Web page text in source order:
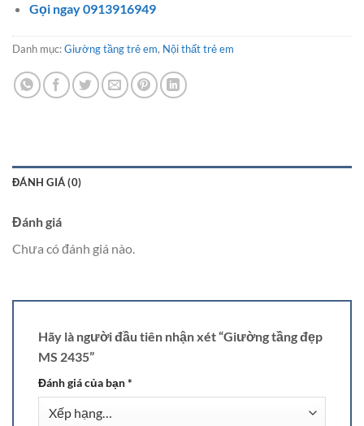
Gọi ngay 0913916949
Danh mục:Giường tầng trẻ em, Nội thất trẻ em
ĐÁNH GIÁ (0)
Đánh giá
Chưa có đánh giá nào.
Hãy là người đầu tiên nhận xét “Giường tầng đẹp
MS 2435”
Đánh giá của bạn*